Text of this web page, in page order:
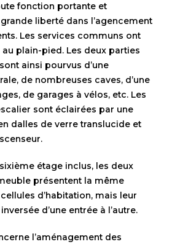
fonction portante et
liberté dans l’agencement
Les services communs ont
plain-pied. Les deux parties
ainsi pourvus d’une
de nombreuses caves, d’une
de garages à vélos, etc. Les
sont éclairées par une
dalles de verre translucide et
étage inclus, les deux
présentent la même
d’habitation, mais leur
d’une entrée à l’autre.
l’aménagement des